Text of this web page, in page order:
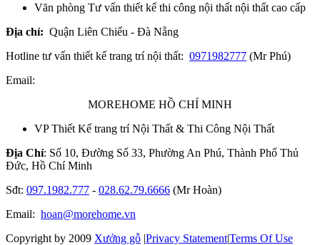
Văn phòng Tư vấn thiết kế thi công nội thất nội thất cao cấp
Địa chỉ: Quận Liên Chiểu - Đà Nẵng
Hotline tư vấn thiết kế trang trí nội thất: 0971982777 (Mr Phú)
Email:
MOREHOME HỒ CHÍ MINH
VP Thiết Kế trang trí Nội Thất & Thi Công Nội Thất
Địa Chỉ: Số 10, Đường Số 33, Phường An Phú, Thành Phố Thủ
Đức, Hồ Chí Minh
Sđt: 097.1982.777 - 028.62.79.6666 (Mr Hoàn)
Email: hoan@morehome.vn
Copyright by 2009 Xưởng gỗ |Privacy Statement|Terms Of Use